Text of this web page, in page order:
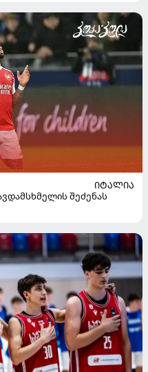
ᲘᲢᲐᲚᲘᲐ
შეძენას